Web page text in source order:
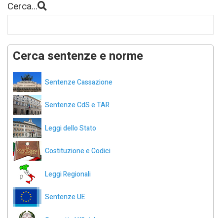
Cerca...
Cerca sentenze e norme
Sentenze Cassazione
Sentenze CdS e TAR
Leggi dello Stato
Costituzione e Codici
Leggi Regionali
Sentenze UE